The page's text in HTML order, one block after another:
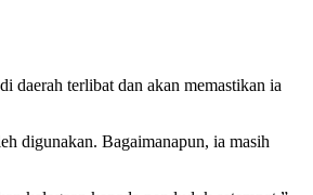
terlibat dan akan memastikan ia
digunakan. Bagaimanapun, ia masih